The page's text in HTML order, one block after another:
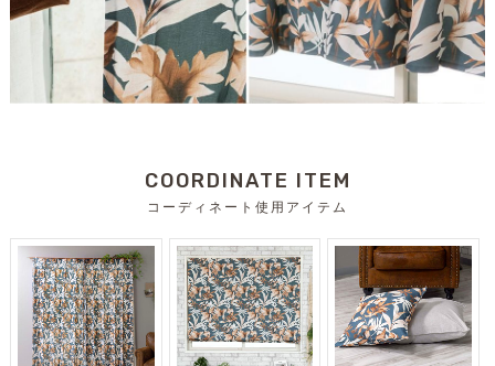
COORDINATE ITEM
コーディネート使用アイテム